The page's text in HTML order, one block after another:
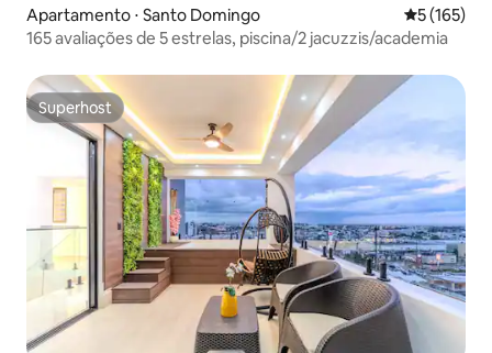
Apartamento ⋅ Santo Domingo 5 de uma
5 (165)
165 avaliações de 5 estrelas, piscina/2 jacuzzis/academia
Superhost
Superhost